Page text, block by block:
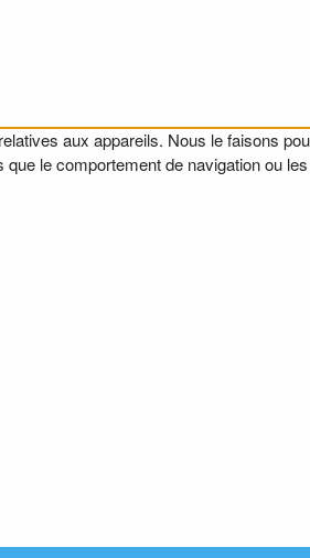
aux appareils. Nous le faisons
le comportement de navigation ou